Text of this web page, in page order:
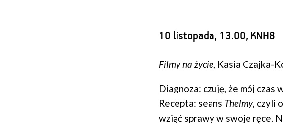
10 listopada, 13.00, KNH8
Filmy na życie, Kasia Czajka-
Diagnoza: czuję, że mój czas
Recepta: seans Thelmy, czyli
wziąć sprawy w swoje ręce.